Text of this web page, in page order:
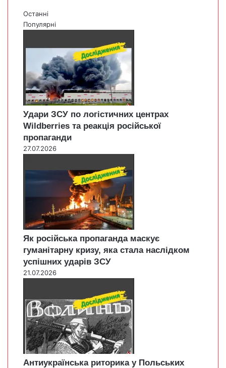
Останні
Популярні
Удари ЗСУ по логістичних центрах
Wildberries та реакція російської
пропаганди
27.07.2026
Як російська пропаганда маскує
гуманітарну кризу, яка стала наслідком
успішних ударів ЗСУ
21.07.2026
Антиукраїнська риторика у Польських